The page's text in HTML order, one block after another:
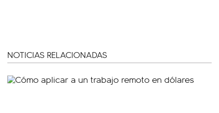
NOTICIAS RELACIONADAS